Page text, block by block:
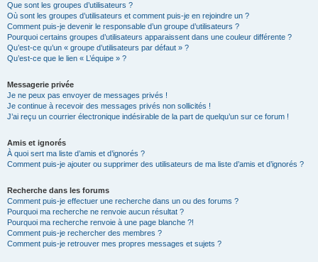
Que sont les groupes d’utilisateurs ?
Où sont les groupes d’utilisateurs et comment puis-je en rejoindre un ?
Comment puis-je devenir le responsable d’un groupe d’utilisateurs ?
Pourquoi certains groupes d’utilisateurs apparaissent dans une couleur différente ?
Qu’est-ce qu’un « groupe d’utilisateurs par défaut » ?
Qu’est-ce que le lien « L’équipe » ?
Messagerie privée
Je ne peux pas envoyer de messages privés !
Je continue à recevoir des messages privés non sollicités !
J’ai reçu un courrier électronique indésirable de la part de quelqu’un sur ce forum !
Amis et ignorés
À quoi sert ma liste d’amis et d’ignorés ?
Comment puis-je ajouter ou supprimer des utilisateurs de ma liste d’amis et d’ignorés ?
Recherche dans les forums
Comment puis-je effectuer une recherche dans un ou des forums ?
Pourquoi ma recherche ne renvoie aucun résultat ?
Pourquoi ma recherche renvoie à une page blanche ?!
Comment puis-je rechercher des membres ?
Comment puis-je retrouver mes propres messages et sujets ?